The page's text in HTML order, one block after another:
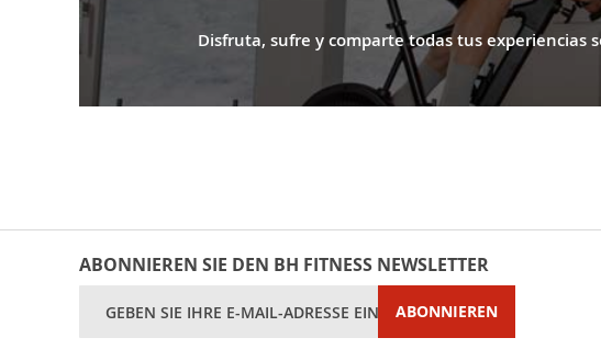
Disfruta, sufre y comparte todas tus experiencias
ABONNIEREN SIE DEN BH FITNESS NEWSLETTER
ABONNIEREN